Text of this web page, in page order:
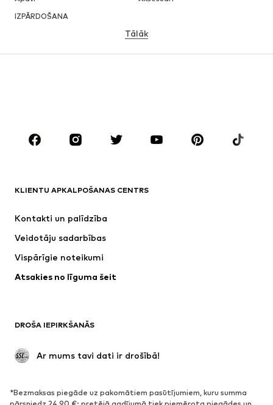
IZPĀRDOŠANA
ZĪMOLI
ADIDAS SPORTSWEAR
Nike Sportswear
NIKE
Tālāk
KLIENTU APKALPOŠANAS CENTRS
Kontakti un palīdzība
Veidotāju sadarbības
Vispārīgie noteikumi
Atsakies no līguma šeit
DROŠA IEPIRKŠANĀS
Ar mums tavi dati ir drošībā!
*Bezmaksas piegāde uz pakomātiem pasūtījumiem, kuru summa